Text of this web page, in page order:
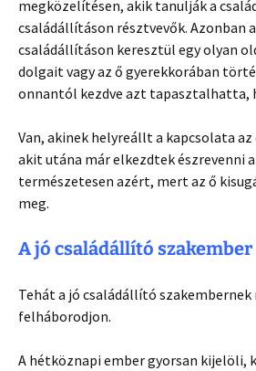
megközelítésen, akik tanulják a
családállításon résztvevők. Azonban
családállításon keresztül egy olyan
dolgait vagy az ő gyerekkorában
onnantól kezdve azt tapasztalhatta,
Van, akinek helyreállt a kapcsolata az
akit utána már elkezdtek észrevenni
természetesen azért, mert az ő
meg.
A jó családállító szakember
Tehát a jó családállító szakembernek
felháborodjon.
A hétköznapi ember gyorsan kijelöli,